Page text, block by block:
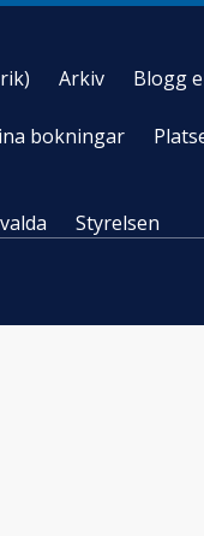
Arkiv Blogg
bokningar
Styrelsen